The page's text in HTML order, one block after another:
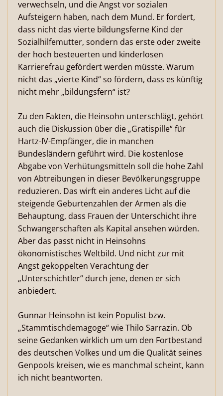
verwechseln, und die Angst vor sozialen
Aufsteigern haben, nach dem Mund. Er fordert,
dass nicht das vierte bildungsferne Kind der
Sozialhilfemutter, sondern das erste oder zweite
der hoch besteuerten und kinderlosen
Karrierefrau gefördert werden müsste. Warum
nicht das „vierte Kind“ so fördern, dass es künftig
nicht mehr „bildungsfern“ ist?
Zu den Fakten, die Heinsohn unterschlägt, gehört
auch die Diskussion über die „Gratispille“ für
Hartz-IV-Empfänger, die in manchen
Bundesländern geführt wird. Die kostenlose
Abgabe von Verhütungsmitteln soll die hohe Zahl
von Abtreibungen in dieser Bevölkerungsgruppe
reduzieren. Das wirft ein anderes Licht auf die
steigende Geburtenzahlen der Armen als die
Behauptung, dass Frauen der Unterschicht ihre
Schwangerschaften als Kapital ansehen würden.
Aber das passt nicht in Heinsohns
ökonomistisches Weltbild. Und nicht zur mit
Angst gekoppelten Verachtung der
„Unterschichtler“ durch jene, denen er sich
anbiedert.
Gunnar Heinsohn ist kein Populist bzw.
„Stammtischdemagoge“ wie Thilo Sarrazin. Ob
seine Gedanken wirklich um um den Fortbestand
des deutschen Volkes und um die Qualität seines
Genpools kreisen, wie es manchmal scheint, kann
ich nicht beantworten.